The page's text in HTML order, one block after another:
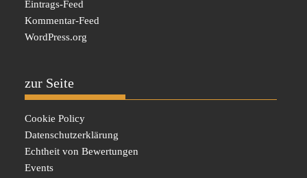
Eintrags-Feed
Kommentar-Feed
WordPress.org
zur Seite
Cookie Policy
Datenschutzerklärung
Echtheit von Bewertungen
Events